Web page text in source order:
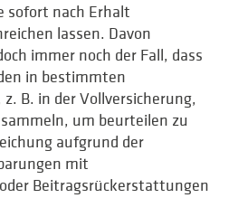
sofort nach Erhalt
lassen. Davon
immer noch der Fall, dass
in bestimmten
B. in der Vollversicherung,
sammeln, um beurteilen zu
aufgrund der
mit
Beitragsrückerstattungen